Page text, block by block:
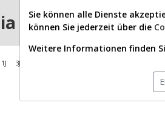
Real Estate
1J 3J
Sie können alle Dienste
können Sie jederzeit über die
Weitere Informationen finden